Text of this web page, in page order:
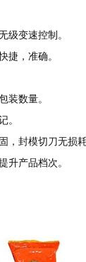
级变速控制。
捷，准确。
装数量。
。
，封模切刀无损耗
升产品档次。